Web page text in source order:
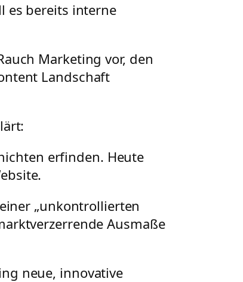
es bereits interne
Marketing vor, den
Landschaft
erfinden. Heute
„unkontrollierten
Ausmaße
neue, innovative